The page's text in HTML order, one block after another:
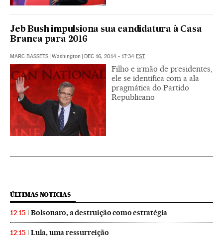
Jeb Bush impulsiona sua candidatura à Casa
Branca para 2016
MARC BASSETS | Washington | DEC 16, 2014 - 17:34 EST
Filho e irmão de presidentes,
ele se identifica com a ala
pragmática do Partido
Republicano
ÚLTIMAS NOTICIAS
12:15 Bolsonaro, a destruição como estratégia
12:15 Lula, uma ressurreição